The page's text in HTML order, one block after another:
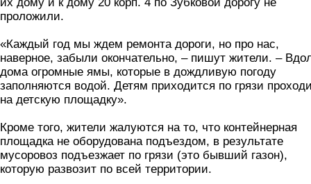
проложили.
«Каждый год мы ждем ремонта дороги, но про нас,
наверное, забыли окончательно, – пишут жители. –
дома огромные ямы, которые в дождливую погоду
заполняются водой. Детям приходится по грязи
на детскую площадку».
Кроме того, жители жалуются на то, что контейнерная
площадка не оборудована подъездом, в результате
мусоровоз подъезжает по грязи (это бывший газон),
которую развозит по всей территории.